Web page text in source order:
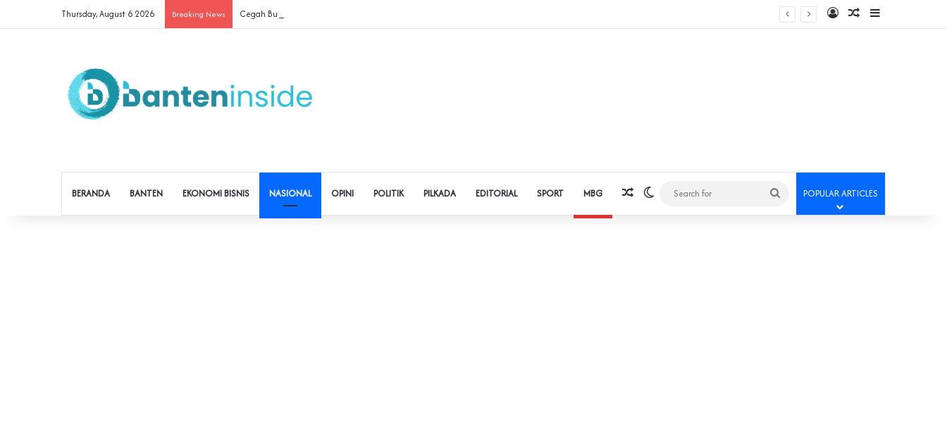
Thursday, August 6 2026 Breaking News Cegah Buruh Terjerat Judol dan Pinjol, Polda Banten Gandeng SPSI Perkuat Literasi Digital Log InRandom Article
Sidebar
BERANDA BANTEN EKONOMI BISNIS NASIONAL OPINI POLITIK PILKADA EDITORIAL SPORT MBG Random Article
Switch skin
Search
for
POPULAR ARTICLES